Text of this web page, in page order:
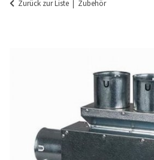
Zurück zur Liste Zubehör